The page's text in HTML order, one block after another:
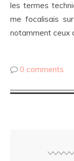
les termes
me focalisais
notamment ceux
0 comments